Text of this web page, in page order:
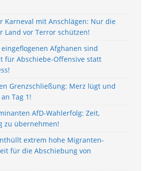
Karneval mit Anschlägen: Nur die
Land vor Terror schützen!
Afghanen sind
für Abschiebe-Offensive statt
Grenzschließung: Merz lügt und
Tag 1!
AfD-Wahlerfolg: Zeit,
zu übernehmen!
extrem hohe Migranten-
für die Abschiebung von